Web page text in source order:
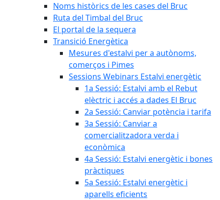
Noms històrics de les cases del Bruc
Ruta del Timbal del Bruc
El portal de la sequera
Transició Energètica
Mesures d'estalvi per a autònoms,
comerços i Pimes
Sessions Webinars Estalvi energètic
1a Sessió: Estalvi amb el Rebut
elèctric i accés a dades El Bruc
2a Sessió: Canviar potència i tarifa
3a Sessió: Canviar a
comercialitzadora verda i
econòmica
4a Sessió: Estalvi energètic i bones
pràctiques
5a Sessió: Estalvi energètic i
aparells eficients